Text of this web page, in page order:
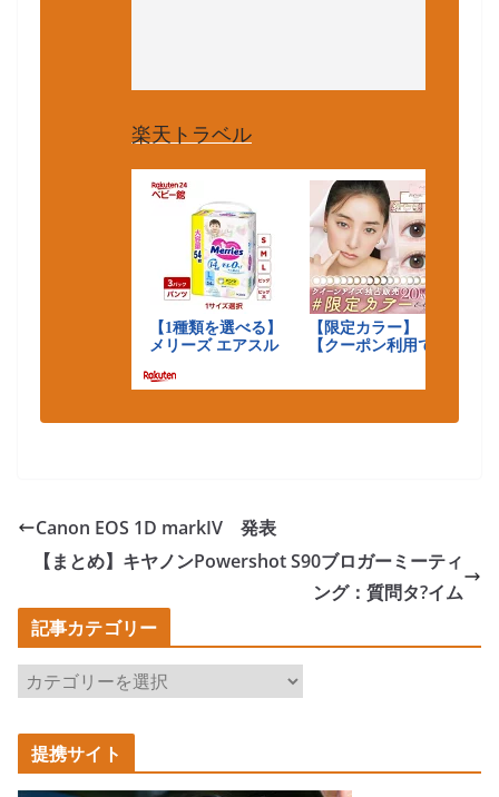
楽天トラベル
Canon EOS 1D markIV 発表
【まとめ】キヤノンPowershot S90ブロガーミーティ
ング：質問タ?イム
記事カテゴリー
記
事
カ
テ
ゴ
提携サイト